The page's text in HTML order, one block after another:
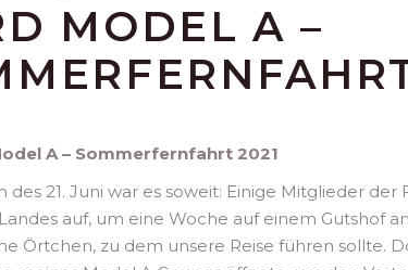
MODEL A –
A – Sommerfernfahrt 2021
des 21. Juni war es soweit: Einige Mitglieder
auf, um eine Woche auf einem Gutshof
Örtchen, zu dem unsere Reise führen sollte.